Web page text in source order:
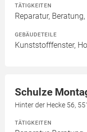
TÄTIGKEITEN
Reparatur,
GEBÄUDETEILE
Kunststofffenster,
Schulze
Hinter der Hecke 56,
TÄTIGKEITEN